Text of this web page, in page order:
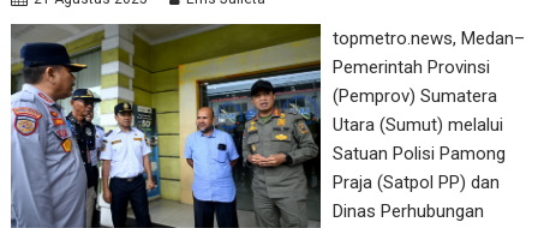
topmetro.news, Medan–
Pemerintah Provinsi
(Pemprov) Sumatera
Utara (Sumut) melalui
Satuan Polisi Pamong
Praja (Satpol PP) dan
Dinas Perhubungan